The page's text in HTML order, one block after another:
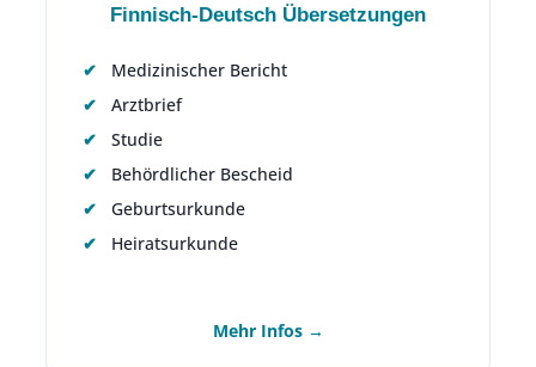
Finnisch-Deutsch Übersetzungen
Medizinischer Bericht
Arztbrief
Studie
Behördlicher Bescheid
Geburtsurkunde
Heiratsurkunde
Mehr Infos →